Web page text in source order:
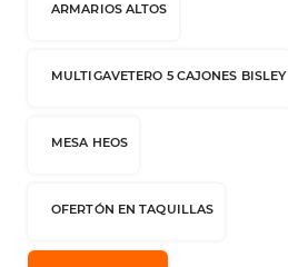
ARMARIOS ALTOS
MULTIGAVETERO 5 CAJONES BISLEY
MESA HEOS
OFERTÓN EN TAQUILLAS